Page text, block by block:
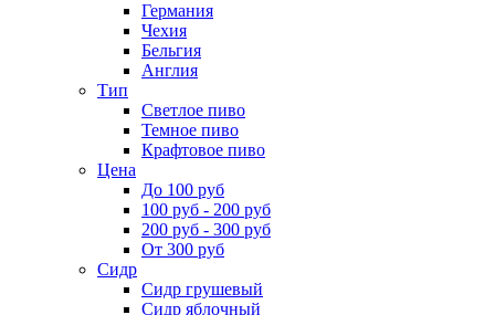
Германия
Чехия
Бельгия
Англия
Тип
Светлое пиво
Темное пиво
Крафтовое пиво
Цена
До 100 руб
100 руб - 200 руб
200 руб - 300 руб
От 300 руб
Сидр
Сидр грушевый
Сидр яблочный